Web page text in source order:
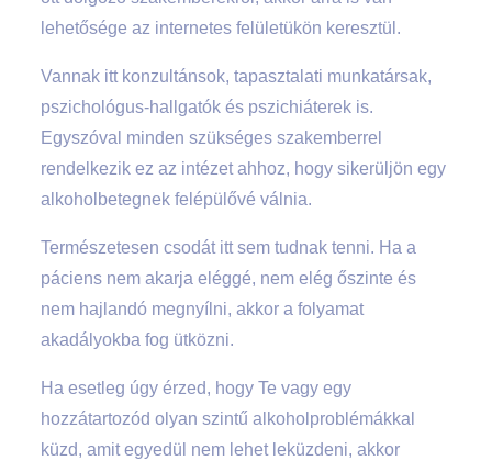
lehetősége az internetes felületükön keresztül.
Vannak itt konzultánsok, tapasztalati munkatársak,
pszichológus-hallgatók és pszichiáterek is.
Egyszóval minden szükséges szakemberrel
rendelkezik ez az intézet ahhoz, hogy sikerüljön egy
alkoholbetegnek felépülővé válnia.
Természetesen csodát itt sem tudnak tenni. Ha a
páciens nem akarja eléggé, nem elég őszinte és
nem hajlandó megnyílni, akkor a folyamat
akadályokba fog ütközni.
Ha esetleg úgy érzed, hogy Te vagy egy
hozzátartozód olyan szintű alkoholproblémákkal
küzd, amit egyedül nem lehet leküzdeni, akkor